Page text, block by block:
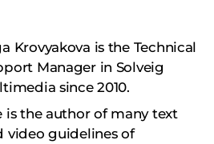
Krovyakova is the Technical
Manager in Solveig
since 2010.
is the author of many text
video guidelines of